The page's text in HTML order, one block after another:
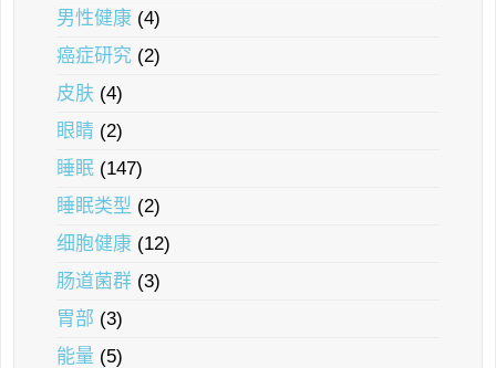
男性健康 (4)
癌症研究 (2)
皮肤 (4)
眼睛 (2)
睡眠 (147)
睡眠类型 (2)
细胞健康 (12)
肠道菌群 (3)
胃部 (3)
能量 (5)